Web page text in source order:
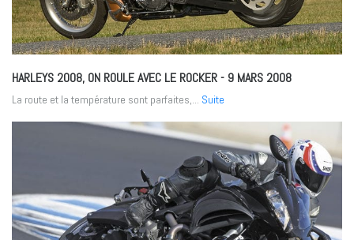
HARLEYS 2008, ON ROULE AVEC LE ROCKER- 9 MARS 2008
La route et la température sont parfaites,... Suite